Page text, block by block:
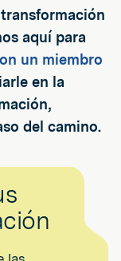
aquí para
un miembro
en la
del camino.